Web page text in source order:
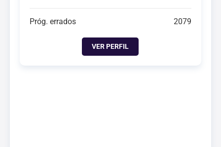
Próg. errados 2079
VER PERFIL